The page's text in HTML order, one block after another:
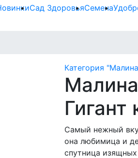
Сад ЗдоровьяСемена
Категория
Гигант
Самый нежный
она любимица и
спутница